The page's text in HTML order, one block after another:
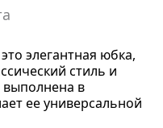
элегантная юбка,
стиль и
в
ее универсальной